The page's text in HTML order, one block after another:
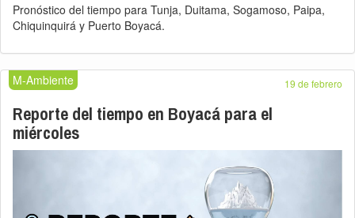
Pronóstico del tiempo para Tunja, Duitama, Sogamoso, Paipa,
Chiquinquirá y Puerto Boyacá.
M-Ambiente 19 de febrero
Reporte del tiempo en Boyacá para el
miércoles